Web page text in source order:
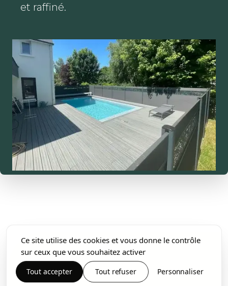
et raffiné.
Ce site utilise des cookies et vous donne le contrôle
sur ceux que vous souhaitez activer
Tout accepter Tout refuser Personnaliser